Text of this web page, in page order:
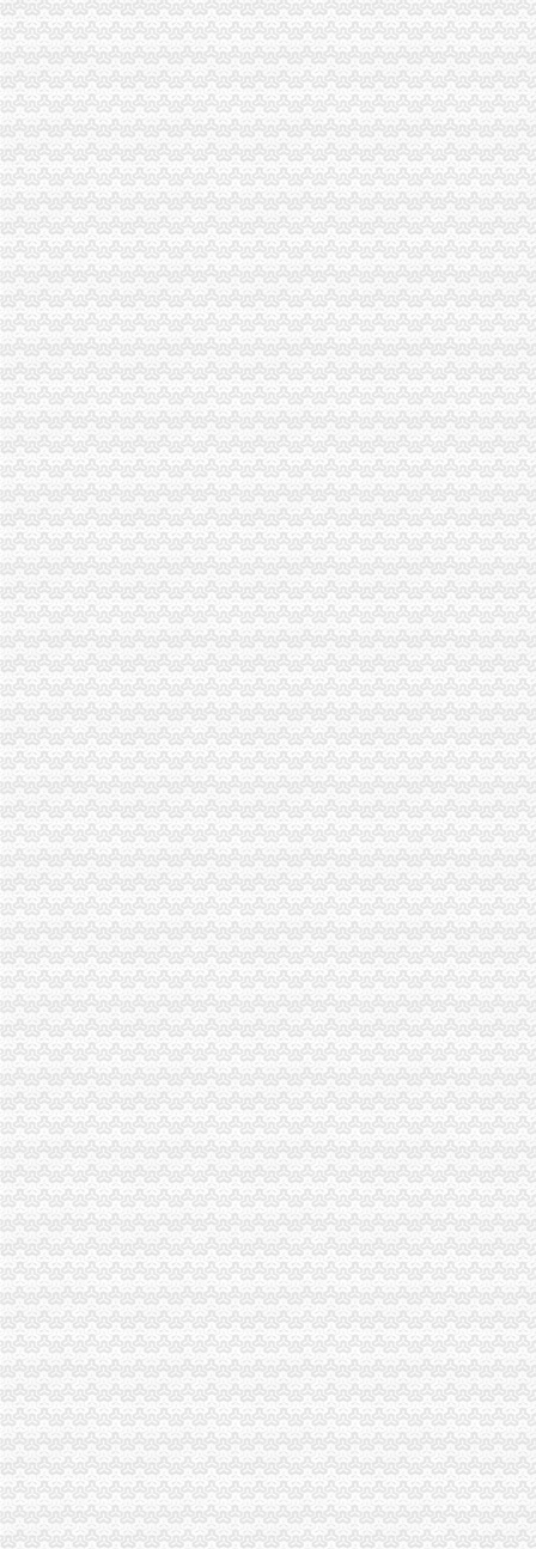
万州局重庆分公司注销微型企业发展和12315消费维权进村居两项工作纳入地方
璧山局着力构建消费维权“五体系”重庆公司注销
重庆市重庆代办公司工程建设领域招投标环节运用企业诚信信息试点工作正式
云局开展工商业务专场培训当好微企发展的重庆公司注销引路人
南岸局重庆分公司注销子石所成功调解一起因就餐引起人身意外伤害案消费者
巴南局重庆分公司注销注重三整商标印制行业见成效
合川局重庆税务注销多措并举确保2011年批微型企业创业扶持培训圆满完成
波局重庆营业执照注销长到潼南局调研
波局重庆公司注销长到合川局调研
工商动态
忠县人民追加财政配套资金420万元助推微企发展试点工作
我市重庆分公司注销出台在校大创办微型企业相关办法
宣教处精心组织全市重庆营业执照注销工商工作会议宣服务工作
市重庆代办公司局坚持推进区县局局长述职述廉汇报制度建设
市工商局“送教上门”重庆营业执照注销培训会在铜梁成功举行
市重庆代办公司工商局制定2011年民主评议政风行风工作实施方案
渝中区工商分局重庆公司注销狠抓拍卖监管
市重庆分公司注销局全面推行基层工商所纪检监察员制度
市重庆公司注销局部署七项活动纪念建90周年
渝北局行政约谈沃尔玛超市重庆公司注销指出五点问题
西南五省（区、重庆税务注销市）工商部门签订垄断与不正当竞争执法区域合
执法局重庆公司注销叫停苹果搭售行为维护消费者权益
渝中局重庆代办公司开展无照经营小旅馆专项取缔行动
垫江局"六措施"加旅游节市重庆分公司注销场监管
重庆出台个企业信用信息征集和公开管理规范文件
市局六项措施推进“双”重庆营业执照注销行动后期工作
市重庆税务注销局执法局组织查处UME影院搭售商品违法行为
合同处迅速贯彻落实全市重庆营业执照注销工商行政管理会议精
梁平局“四抓四廉”重庆营业执照注销加春节期间廉政建设
丰都局重庆代办公司开展民共建问活动
执法局重庆代办公司创新举措加网络违法案件查办
长寿局重庆税务注销商标发展实现开门红
垫江局重庆营业执照注销创先争优活动呈现五大点
巫溪局精心谋划“3.15”重庆公司注销活动
黔江局重庆营业执照注销净化校园及周边环境
城口局“齐收集、多联合、巧施行”重庆营业执照注销谋划“3.15”活动
2010年重庆市重庆代办公司流通领域电热毯质量监测况
2010年重庆市重庆公司注销流通领域插头插座质量监测况
沈金副局重庆分公司注销长对北碚局工作提出五点要求
市微企办、重庆税务注销市教委组织召开在校大创办微企座谈会
市重庆税务注销局机关全力帮扶铁峰乡留守儿童
执法局重庆代办公司总支创先争优活动获佳绩
潼南局重庆分公司注销四举措抓案件质量
市重庆代办公司局田野副巡视员率队开展2010年区县食品安全工作考核
波局重庆公司注销长到永川局调研
2月份全市重庆公司注销动产押融资况分析
市重庆分公司注销局突出重点组织开展葡萄酒市场专项执法检查
市重庆税务注销局将开展流通环节食品安全百日专项执法行动
市重庆公司注销局12315综合指挥调度中心3月份第1周受理况
波局长、重庆税务注销郭翔副局长出席市局办公室支部专题民主生活会
2010年重庆市重庆税务注销流通领域洗衣机质量监测况
2010年重庆市重庆公司注销流通领域电冰柜质量监测况
市重庆税务注销局电子商务经营主体2011年2月份监测统计报告
全系统唱读讲活动入选重庆卫视《天天红歌会》栏目
全市重庆公司注销1-2月拍卖活动况统计
市重庆税务注销局三项举措助创办微型企业
全系统三项措施深入推进“双”重庆税务注销行动取得新成效
全市“十一五”重庆营业执照注销中介服务业发展实现重大跨越
全国政协常委、重庆公司注销著名经济学家厉以宁高度评价我市微企发展工作
垫江局“五鼓励”重庆公司注销助推微型企业发展有“新招”
万州区多项优惠措施促微型企业发展